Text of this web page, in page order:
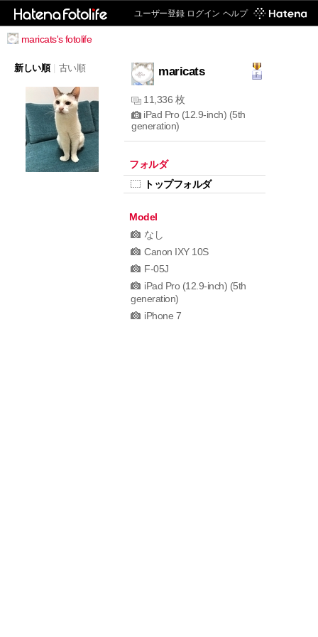
ユーザー登録 ログイン ヘルプ
maricats's fotolife
新しい順 古い順 maricats
11,336 枚
iPad Pro (12.9-inch) (5th
generation)
フォルダ
トップフォルダ
Model
なし
Canon IXY 10S
F-05J
iPad Pro (12.9-inch) (5th
generation)
iPhone 7